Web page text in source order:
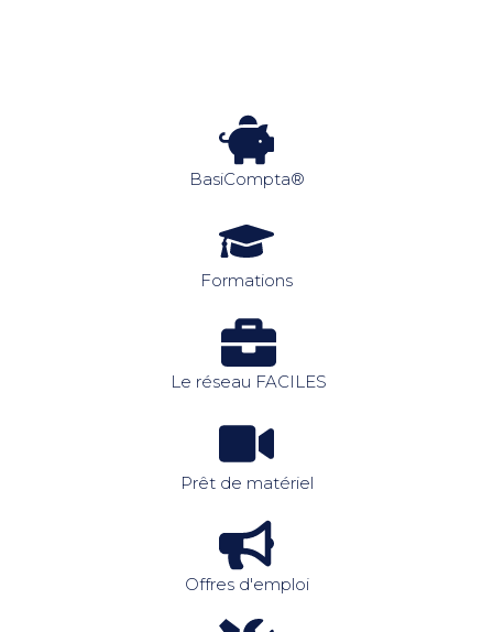
BasiCompta®
Formations
Le réseau FACILES
Prêt de matériel
Offres d'emploi